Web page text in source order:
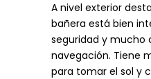
A nivel exterior
bañera está bien
seguridad y mucho
navegación. Tiene
para tomar el sol y